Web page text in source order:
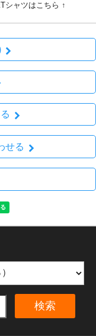
シャツはこちら ↑
せる
検索